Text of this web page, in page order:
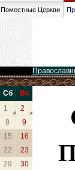
Поместные Церкви
Сб
Вс
1
2
8
9
15
16
22
23
29
30